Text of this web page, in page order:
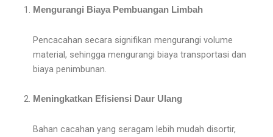
Mengurangi Biaya Pembuangan Limbah
Pencacahan secara signifikan mengurangi volume
material, sehingga mengurangi biaya transportasi dan
biaya penimbunan.
Meningkatkan Efisiensi Daur Ulang
Bahan cacahan yang seragam lebih mudah disortir,